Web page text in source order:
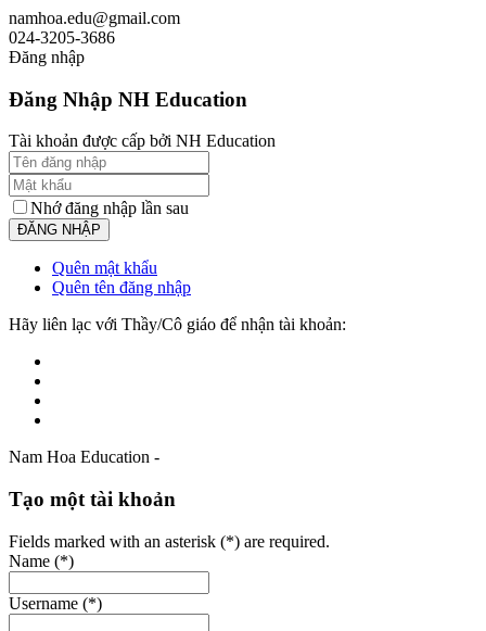
namhoa.edu@gmail.com
024-3205-3686
Đăng nhập
Đăng Nhập NH Education
Tài khoản được cấp bởi NH Education
Nhớ đăng nhập lần sau
Quên mật khẩu
Quên tên đăng nhập
Hãy liên lạc với Thầy/Cô giáo để nhận tài khoản:
Nam Hoa Education -
Tạo một tài khoản
Fields marked with an asterisk (*) are required.
Name (*)
Username (*)